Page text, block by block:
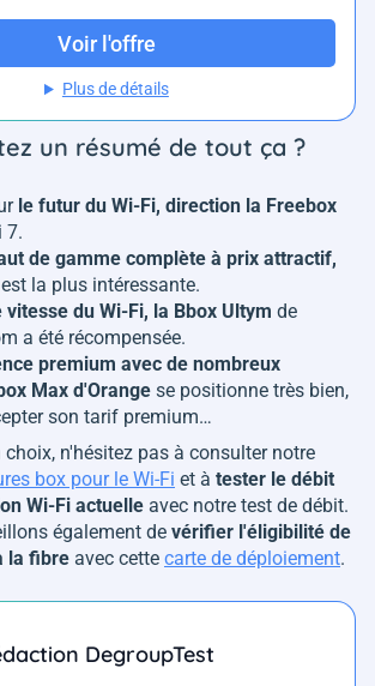
Voir l'offre
Plus de détails
un résumé de tout ça ?
le futur du Wi-Fi, direction la Freebox
7.
de gamme complète à prix attractif,
est la plus intéressante.
du Wi-Fi, la Bbox Ultym de
a été récompensée.
premium avec de nombreux
Max d'Orange se positionne très bien,
son tarif premium…
n'hésitez pas à consulter notre
box pour le Wi-Fi et à tester le débit
Wi-Fi actuelle avec notre test de débit.
également de vérifier l'éligibilité de
la fibre avec cette carte de déploiement.
DegroupTest